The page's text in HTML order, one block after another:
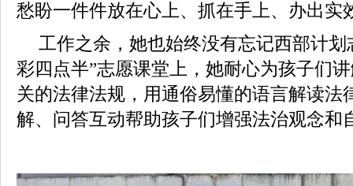
愁盼一件件放在心上、抓在手上、办出实
工作之余，她也始终没有忘记西部计划
彩四点半”志愿课堂上，她耐心为孩子们
关的法律法规，用通俗易懂的语言解读法
解、问答互动帮助孩子们增强法治观念和